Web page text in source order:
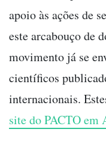
apoio às ações de
este arcabouço de
movimento já se
científicos
internacionais.
site do PACTO em